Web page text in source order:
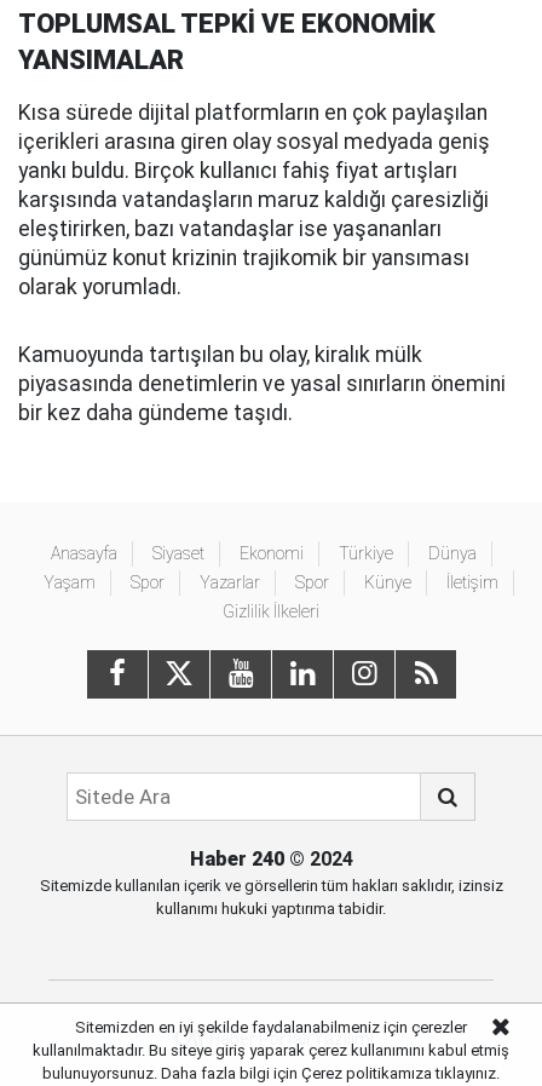
TOPLUMSAL TEPKİ VE EKONOMİK
YANSIMALAR
Kısa sürede dijital platformların en çok paylaşılan
içerikleri arasına giren olay sosyal medyada geniş
yankı buldu. Birçok kullanıcı fahiş fiyat artışları
karşısında vatandaşların maruz kaldığı çaresizliği
eleştirirken, bazı vatandaşlar ise yaşananları
günümüz konut krizinin trajikomik bir yansıması
olarak yorumladı.
Kamuoyunda tartışılan bu olay, kiralık mülk
piyasasında denetimlerin ve yasal sınırların önemini
bir kez daha gündeme taşıdı.
Anasayfa Siyaset Ekonomi Türkiye
Dünya
Yaşam
Spor Yazarlar Spor Künye
İletişim
Gizlilik İlkeleri
Haber 240© 2024
Sitemizde kullanılan içerik ve görsellerin tüm hakları saklıdır, izinsiz
kullanımı hukuki yaptırıma tabidir.
Haber Portalı Yazılımı
Sitemizden en iyi şekilde faydalanabilmeniz için çerezler
kullanılmaktadır. Bu siteye giriş yaparak çerez kullanımını kabul etmiş
bulunuyorsunuz. Daha fazla bilgi için Çerez politikamızatıklayınız.